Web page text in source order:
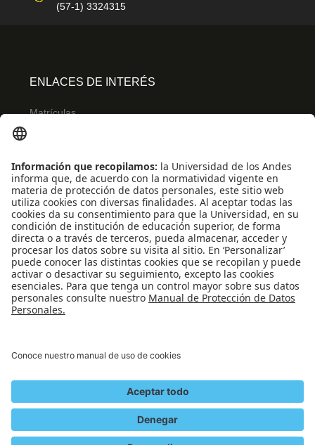
(57-1) 3324315
ENLACES DE INTERÉS
Matrículas
Biblioteca
Eventos
Educación continua
SCOPUS
Decanatura de Estudiantes
WEB OF SCIENCE
Reconocimiento como Universidad: Decreto 1297 del 30 de mayo de 1964.
Reconocimiento personería jurídica: Resolución 28 del 23 de febrero de 1949